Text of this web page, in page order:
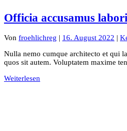
Officia accusamus
Von froehlichreg | 16. August 2022 |
Nulla nemo cumque architecto et qui
quos sit autem. Voluptatem maxime
Weiterlesen